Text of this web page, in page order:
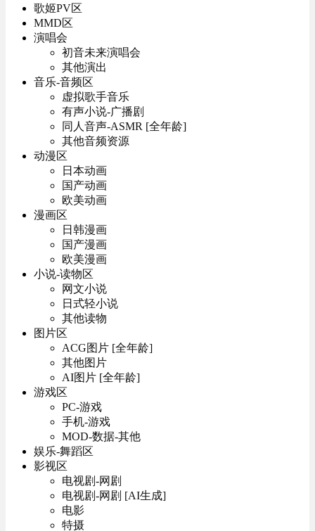
歌姬PV区
MMD区
演唱会
初音未来演唱会
其他演出
音乐-音频区
虚拟歌手音乐
有声小说-广播剧
同人音声-ASMR [全年龄]
其他音频资源
动漫区
日本动画
国产动画
欧美动画
漫画区
日韩漫画
国产漫画
欧美漫画
小说-读物区
网文小说
日式轻小说
其他读物
图片区
ACG图片 [全年龄]
其他图片
AI图片 [全年龄]
游戏区
PC-游戏
手机-游戏
MOD-数据-其他
娱乐-舞蹈区
影视区
电视剧-网剧
电视剧-网剧 [AI生成]
电影
特摄